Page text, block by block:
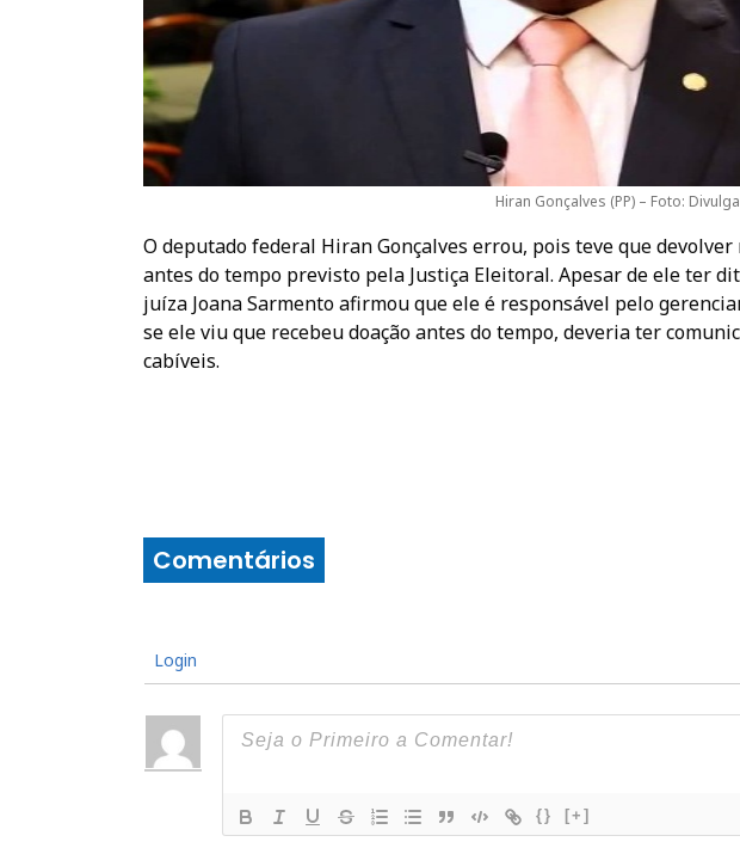
Hiran Gonçalves (PP) – Foto:
O deputado federal Hiran Gonçalves errou, pois teve que
antes do tempo previsto pela Justiça Eleitoral. Apesar de ele ter
juíza Joana Sarmento afirmou que ele é responsável pelo
se ele viu que recebeu doação antes do tempo, deveria ter
cabíveis.
Comentários
Login
{} [+]